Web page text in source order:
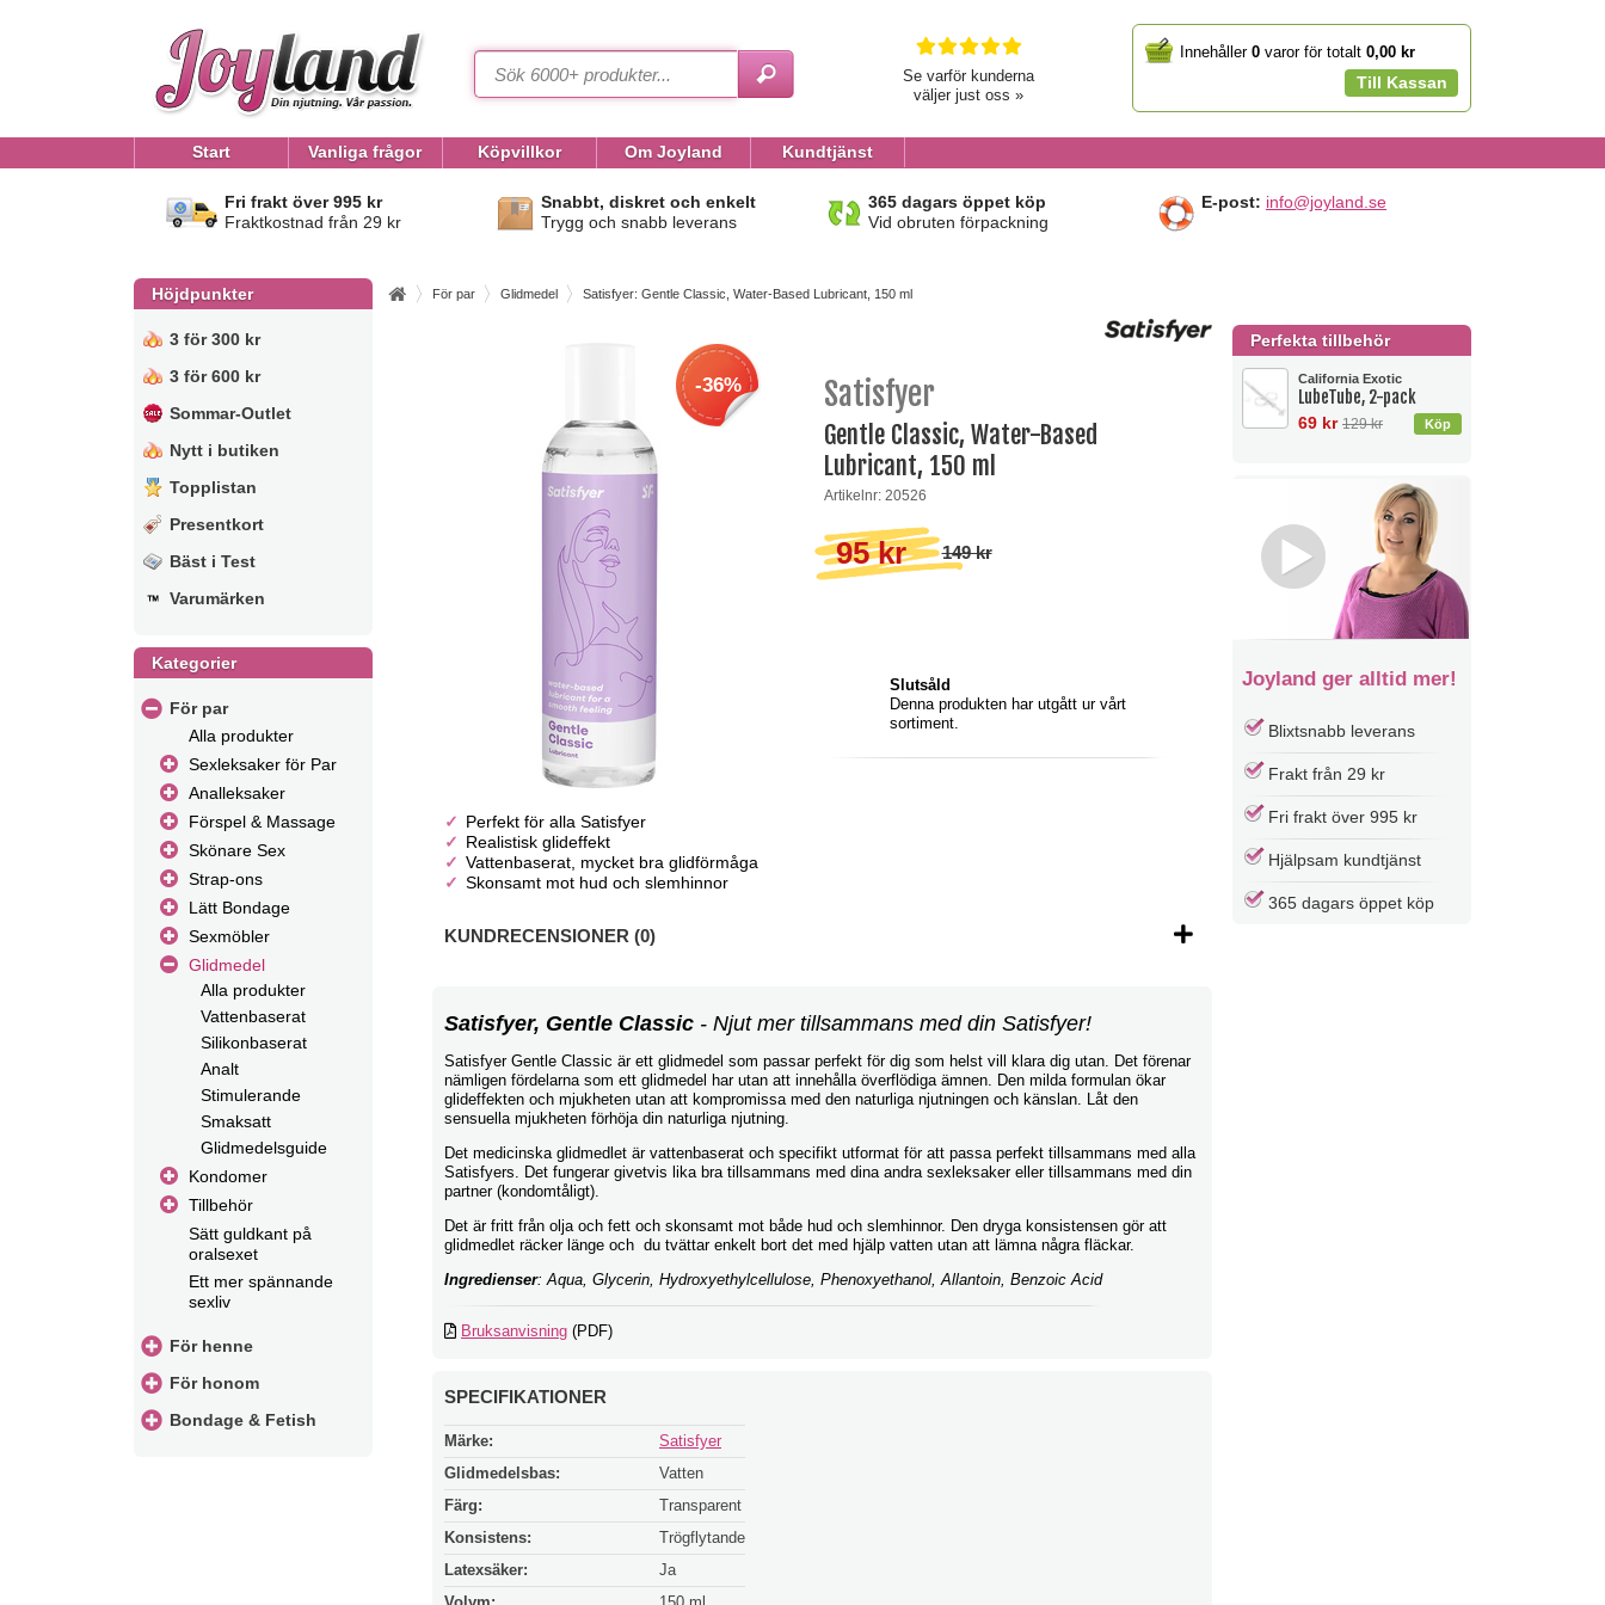
Se varför kunderna
väljer just oss »
YourInnehåller 0 varor för totalt 0,00 kr
Till Kassan
Start Vanliga frågor Köpvillkor Om Joyland Kundtjänst
Fri frakt över 995 kr
Fraktkostnad från 29 kr
Snabbt, diskret och enkelt
Trygg och snabb leverans
365 dagars öppet köp
Vid obruten förpackning
E-post: info@joyland.se
Höjdpunkter
3 för 300 kr
3 för 600 kr
Sommar-Outlet
Nytt i butiken
Topplistan
Presentkort
Bäst i Test
Varumärken
Kategorier
För par
Alla produkter
Sexleksaker för Par
Analleksaker
Förspel & Massage
Skönare Sex
Strap-ons
Lätt Bondage
Sexmöbler
Glidmedel
Alla produkter
Vattenbaserat
Silikonbaserat
Analt
Stimulerande
Smaksatt
Glidmedelsguide
Kondomer
Tillbehör
Sätt guldkant på
oralsexet
Ett mer spännande
sexliv
För henne
För honom
Bondage & Fetish
För par Glidmedel Satisfyer: Gentle Classic, Water-Based Lubricant, 150 ml
-36% Satisfyer
Gentle Classic, Water-Based
Lubricant, 150 ml
Artikelnr: 20526
95 kr 149 kr
Slutsåld
Denna produkten har utgått ur vårt
sortiment.
Perfekt för alla Satisfyer
Realistisk glideffekt
Vattenbaserat, mycket bra glidförmåga
Skonsamt mot hud och slemhinnor
KUNDRECENSIONER (0)
Satisfyer, Gentle Classic - Njut mer tillsammans med din Satisfyer!
Satisfyer Gentle Classic är ett glidmedel som passar perfekt för dig som helst vill klara dig utan. Det förenar
nämligen fördelarna som ett glidmedel har utan att innehålla överflödiga ämnen. Den milda formulan ökar
glideffekten och mjukheten utan att kompromissa med den naturliga njutningen och känslan. Låt den
sensuella mjukheten förhöja din naturliga njutning.
Det medicinska glidmedlet är vattenbaserat och specifikt utformat för att passa perfekt tillsammans med alla
Satisfyers. Det fungerar givetvis lika bra tillsammans med dina andra sexleksaker eller tillsammans med din
partner (kondomtåligt).
Det är fritt från olja och fett och skonsamt mot både hud och slemhinnor. Den dryga konsistensen gör att
glidmedlet räcker länge och du tvättar enkelt bort det med hjälp vatten utan att lämna några fläckar.
Ingredienser: Aqua, Glycerin, Hydroxyethylcellulose, Phenoxyethanol, Allantoin, Benzoic Acid
Bruksanvisning (PDF)
SPECIFIKATIONER
Märke:
Satisfyer
Glidmedelsbas:
Vatten
Färg:
Transparent
Konsistens:
Trögflytande
Latexsäker:
Ja
Perfekta tillbehör
California Exotic
LubeTube, 2-pack
69 kr 129 kr
Joyland ger alltid mer!
Blixtsnabb leverans
Frakt från 29 kr
Fri frakt över 995 kr
Hjälpsam kundtjänst
365 dagars öppet köp